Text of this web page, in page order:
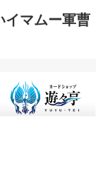
イマムー軍曹